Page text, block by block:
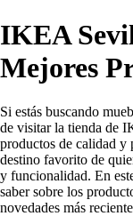
IKEA
Mejores
Si estás buscando
de visitar la tienda de
productos de calidad y
destino favorito de
y funcionalidad. En
saber sobre los
novedades más